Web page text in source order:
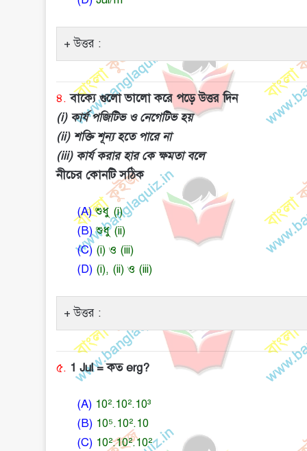
উত্তর :
৪. বাক্যে গুলো ভালো করে পড়ে উত্তর দিন
(i) কার্য পজিটিভ ও নেগেটিভ হয়
(ii) শক্তি শূন্য হতে পারে না
(iii) কার্য করার হার কে ক্ষমতা বলে
নীচের কোনটি সঠিক
(A)শুধু (i)
(B)শুধু (ii)
(C) (i) ও (iii)
(D) (i), (ii) ও (iii)
উত্তর :
৫. 1 Jul = কত erg?
(A) 10².10².10³
(B) 10⁵.10².10
(C) 10².10².10²